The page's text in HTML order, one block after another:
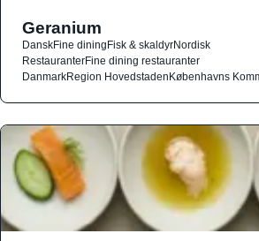
Geranium
DanskFine diningFisk & skaldyrNordisk
RestauranterFine dining restauranter
DanmarkRegion HovedstadenKøbenhavns